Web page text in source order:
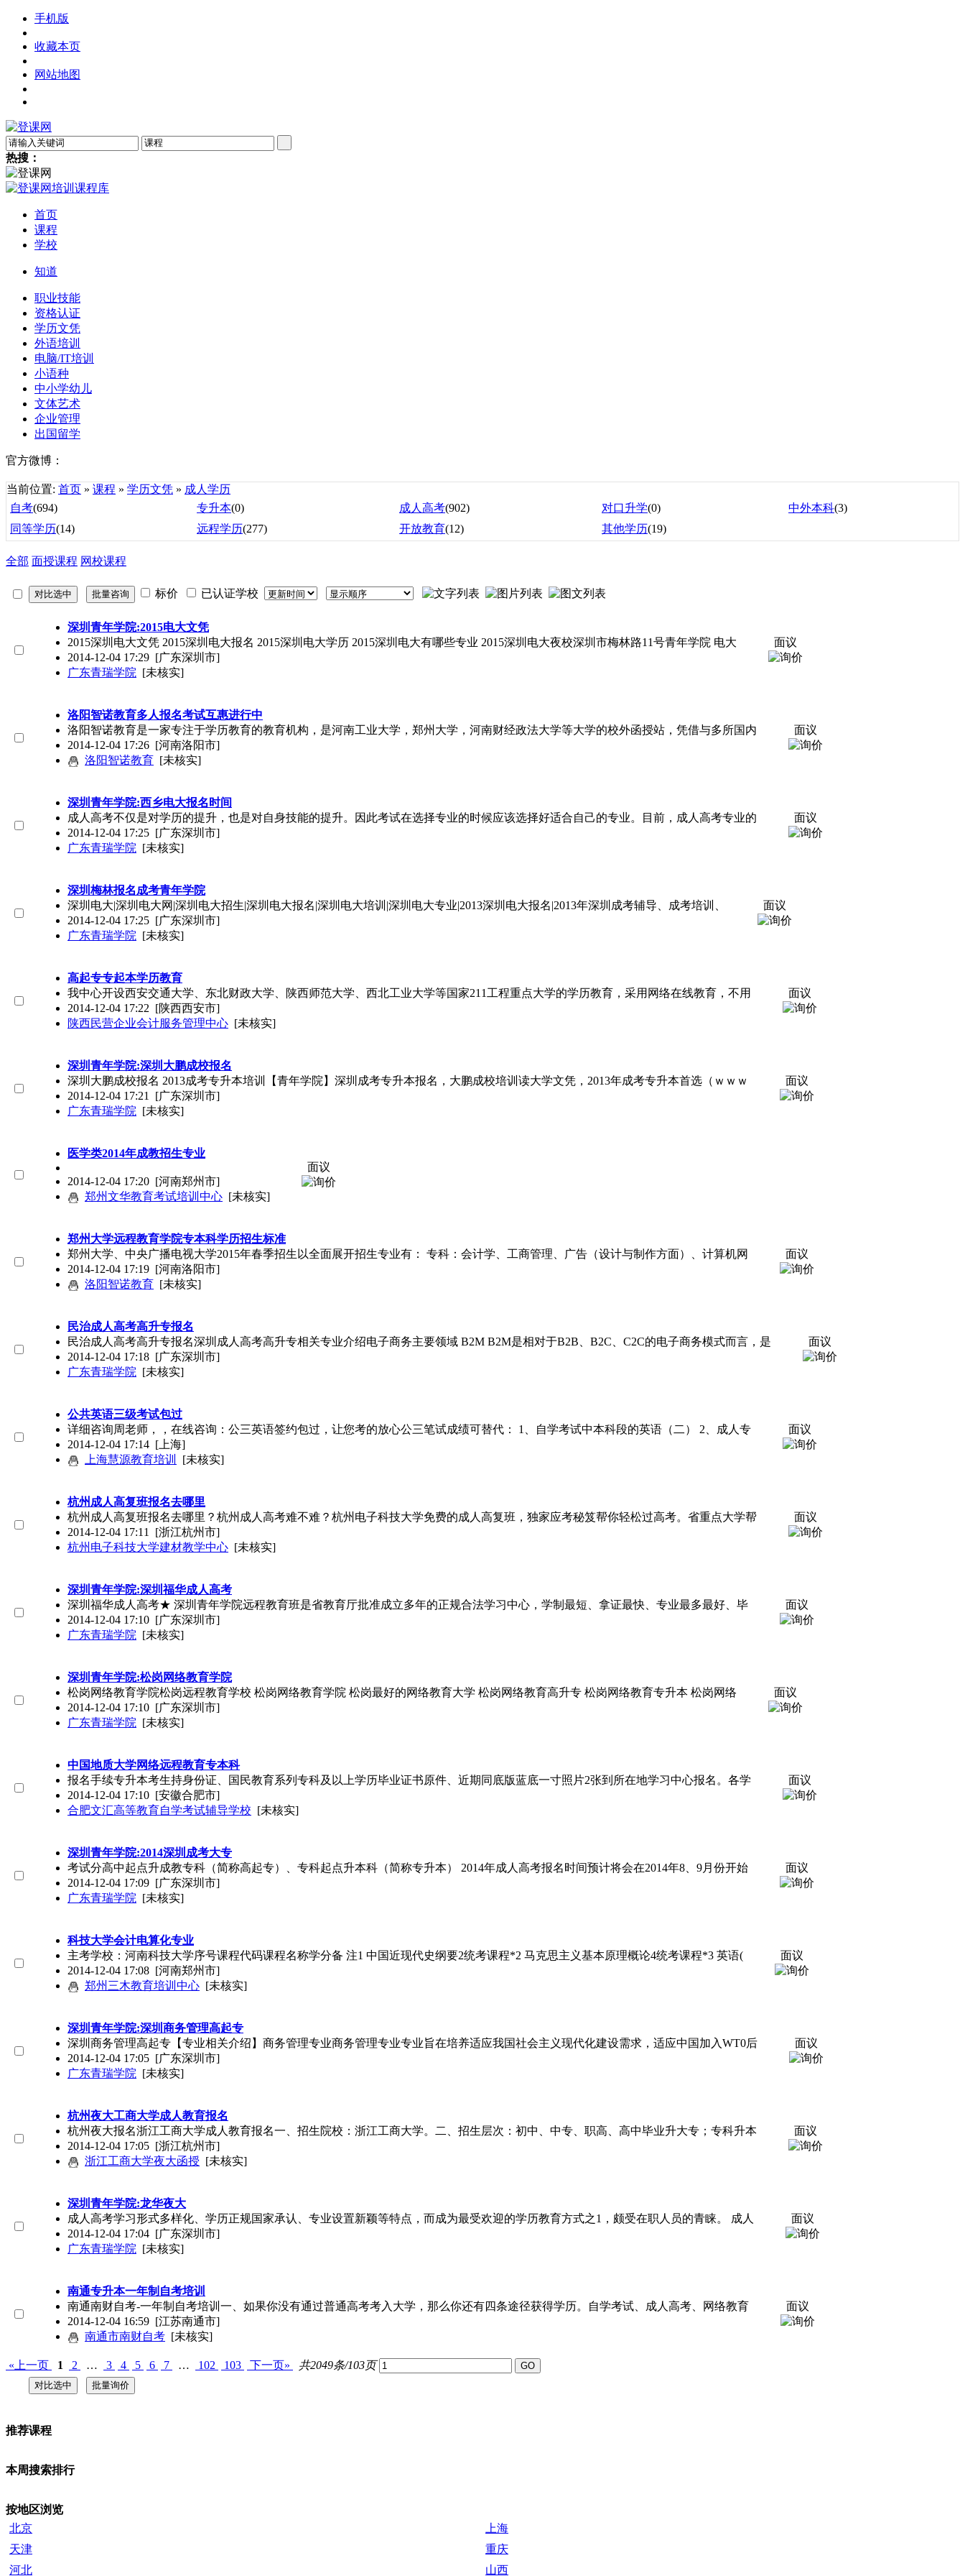
手机版
收藏本页
网站地图
热搜：
首页
课程
学校
知道
职业技能
资格认证
学历文凭
外语培训
电脑/IT培训
小语种
中小学幼儿
文体艺术
企业管理
出国留学
官方微博：
当前位置: 首页 » 课程 » 学历文凭 » 成人学历
自考(694) 专升本(0) 成人高考(902) 对口升学(0) 中外本科(3)
同等学历(14) 远程学历(277) 开放教育(12) 其他学历(19)
全部 面授课程 网校课程
标价 已认证学校
深圳青年学院:2015电大文凭
2015深圳电大文凭 2015深圳电大报名 2015深圳电大学历 2015深圳电大有哪些专业 2015深圳电大夜校深圳市梅林路11号青年学院 电大
2014-12-04 17:29 [广东深圳市]
广东青瑞学院 [未核实]
面议
洛阳智诺教育多人报名考试互惠进行中
洛阳智诺教育是一家专注于学历教育的教育机构，是河南工业大学，郑州大学，河南财经政法大学等大学的校外函授站，凭借与多所国内
2014-12-04 17:26 [河南洛阳市]
洛阳智诺教育 [未核实]
面议
深圳青年学院:西乡电大报名时间
成人高考不仅是对学历的提升，也是对自身技能的提升。因此考试在选择专业的时候应该选择好适合自己的专业。目前，成人高考专业的
2014-12-04 17:25 [广东深圳市]
广东青瑞学院 [未核实]
面议
深圳梅林报名成考青年学院
深圳电大|深圳电大网|深圳电大招生|深圳电大报名|深圳电大培训|深圳电大专业|2013深圳电大报名|2013年深圳成考辅导、成考培训、
2014-12-04 17:25 [广东深圳市]
广东青瑞学院 [未核实]
面议
高起专专起本学历教育
我中心开设西安交通大学、东北财政大学、陕西师范大学、西北工业大学等国家211工程重点大学的学历教育，采用网络在线教育，不用
2014-12-04 17:22 [陕西西安市]
陕西民营企业会计服务管理中心 [未核实]
面议
深圳青年学院:深圳大鹏成校报名
深圳大鹏成校报名 2013成考专升本培训【青年学院】深圳成考专升本报名，大鹏成校培训读大学文凭，2013年成考专升本首选（ｗｗｗ
2014-12-04 17:21 [广东深圳市]
广东青瑞学院 [未核实]
面议
医学类2014年成教招生专业
2014-12-04 17:20 [河南郑州市]
郑州文华教育考试培训中心 [未核实]
面议
郑州大学远程教育学院专本科学历招生标准
郑州大学、中央广播电视大学2015年春季招生以全面展开招生专业有： 专科：会计学、工商管理、广告（设计与制作方面）、计算机网
2014-12-04 17:19 [河南洛阳市]
洛阳智诺教育 [未核实]
面议
民治成人高考高升专报名
民治成人高考高升专报名深圳成人高考高升专相关专业介绍电子商务主要领域 B2M B2M是相对于B2B、B2C、C2C的电子商务模式而言，是
2014-12-04 17:18 [广东深圳市]
广东青瑞学院 [未核实]
面议
公共英语三级考试包过
详细咨询周老师，，在线咨询：公三英语签约包过，让您考的放心公三笔试成绩可替代： 1、自学考试中本科段的英语（二） 2、成人专
2014-12-04 17:14 [上海]
上海慧源教育培训
[未核实]
面议
杭州成人高复班报名去哪里
杭州成人高复班报名去哪里？杭州成人高考难不难？杭州电子科技大学免费的成人高复班，独家应考秘笈帮你轻松过高考。省重点大学帮
2014-12-04 17:11 [浙江杭州市]
杭州电子科技大学建材教学中心 [未核实]
面议
深圳青年学院:深圳福华成人高考
深圳福华成人高考★ 深圳青年学院远程教育班是省教育厅批准成立多年的正规合法学习中心，学制最短、拿证最快、专业最多最好、毕
2014-12-04 17:10 [广东深圳市]
广东青瑞学院 [未核实]
面议
深圳青年学院:松岗网络教育学院
松岗网络教育学院松岗远程教育学校 松岗网络教育学院 松岗最好的网络教育大学 松岗网络教育高升专 松岗网络教育专升本 松岗网络
2014-12-04 17:10 [广东深圳市]
广东青瑞学院 [未核实]
面议
中国地质大学网络远程教育专本科
报名手续专升本考生持身份证、国民教育系列专科及以上学历毕业证书原件、近期同底版蓝底一寸照片2张到所在地学习中心报名。各学
2014-12-04 17:10 [安徽合肥市]
合肥文汇高等教育自学考试辅导学校 [未核实]
面议
深圳青年学院:2014深圳成考大专
考试分高中起点升成教专科（简称高起专）、专科起点升本科（简称专升本） 2014年成人高考报名时间预计将会在2014年8、9月份开始
2014-12-04 17:09 [广东深圳市]
广东青瑞学院 [未核实]
面议
科技大学会计电算化专业
主考学校：河南科技大学序号课程代码课程名称学分备 注1 中国近现代史纲要2统考课程*2 马克思主义基本原理概论4统考课程*3 英语(
2014-12-04 17:08 [河南郑州市]
郑州三木教育培训中心 [未核实]
面议
深圳青年学院:深圳商务管理高起专
深圳商务管理高起专【专业相关介绍】商务管理专业商务管理专业专业旨在培养适应我国社会主义现代化建设需求，适应中国加入WT0后
2014-12-04 17:05 [广东深圳市]
广东青瑞学院 [未核实]
面议
杭州夜大工商大学成人教育报名
杭州夜大报名浙江工商大学成人教育报名一、招生院校：浙江工商大学。二、招生层次：初中、中专、职高、高中毕业升大专；专科升本
2014-12-04 17:05 [浙江杭州市]
浙江工商大学夜大函授 [未核实]
面议
深圳青年学院:龙华夜大
成人高考学习形式多样化、学历正规国家承认、专业设置新颖等特点，而成为最受欢迎的学历教育方式之1，颇受在职人员的青睐。 成人
2014-12-04 17:04 [广东深圳市]
广东青瑞学院 [未核实]
面议
南通专升本一年制自考培训
南通南财自考-一年制自考培训一、如果你没有通过普通高考考入大学，那么你还有四条途径获得学历。自学考试、成人高考、网络教育
2014-12-04 16:59 [江苏南通市]
南通市南财自考 [未核实]
面议
«上一页 1 2 … 3 4 5 6 7 … 102 103 下一页» 共2049条/103页
推荐课程
本周搜索排行
按地区浏览
北京
上海
天津
重庆
河北
山西